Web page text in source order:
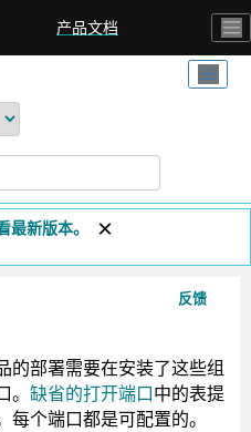
产品文档
最新版本。
反馈
的部署需要在安装了这些组
缺省的打开端口中的表提
个端口都是可配置的。